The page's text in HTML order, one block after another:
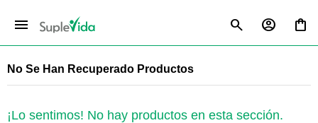
menu
No Se Han Recuperado Productos
¡Lo sentimos! No hay productos en esta sección.